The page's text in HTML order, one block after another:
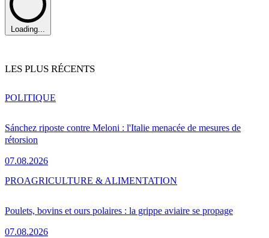
Loading...
LES PLUS RÉCENTS
Sánchez riposte contre Meloni : l'Italie menacée de mesures de
rétorsion
07.08.2026
POLITIQUE
Poulets, bovins et ours polaires : la grippe aviaire se propage
07.08.2026
PROAGRICULTURE & ALIMENTATION